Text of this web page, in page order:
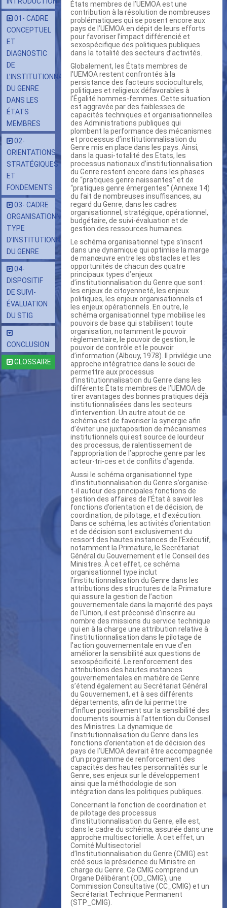
01- CADRE
CONCEPTUEL
ET
DIAGNOSTIC
DE
L’INSTITUTIONNALISATION
DU GENRE
DANS LES
ÉTATS
MEMBRES
02-
ORIENTATIONS
STRATÉGIQUES
ET
FONDEMENTS
03- CADRE
ORGANISATIONNEL
TYPE
D’INSTITUTIONNALISATION
DU GENRE
04-
DISPOSITIF
DE SUIVI-
ÉVALUATION
DU STIG
CONCLUSION
GLOSSAIRE
États membres de l’UEMOA est une
contribution à la résolution de nombreuses
problématiques qui se posent encore aux
pays de l’UEMOA en dépit de leurs efforts
pour favoriser l’impact différencié et
sexospécifique des politiques publiques
dans la totalité des secteurs d’activités.
Globalement, les États membres de
l’UEMOA restent confrontés à la
persistance des facteurs socioculturels,
politiques et religieux défavorables à
l’Égalité hommes-femmes. Cette situation
est aggravée par des faiblesses de
capacités techniques et organisationnelles
des Administrations publiques qui
plombent la performance des mécanismes
et processus d’institutionnalisation du
Genre mis en place dans les pays. Ainsi,
dans la quasi-totalité des Etats, les
processus nationaux d’institutionnalisation
du Genre restent encore dans les phases
de “pratiques genre naissantes’’ et de
“pratiques genre émergentes’’ (Annexe 14)
du fait de nombreuses insuffisances, au
regard du Genre, dans les cadres
organisationnel, stratégique, opérationnel,
budgétaire, de suivi-évaluation et de
gestion des ressources humaines.
Le schéma organisationnel type s’inscrit
dans une dynamique qui optimise la marge
de manœuvre entre les obstacles et les
opportunités de chacun des quatre
principaux types d’enjeux
d’institutionnalisation du Genre que sont :
les enjeux de citoyenneté, les enjeux
politiques, les enjeux organisationnels et
les enjeux opérationnels. En outre, le
schéma organisationnel type mobilise les
pouvoirs de base qui stabilisent toute
organisation, notamment le pouvoir
règlementaire, le pouvoir de gestion, le
pouvoir de contrôle et le pouvoir
d’information (Albouy, 1978). Il privilégie une
approche intégratrice dans le souci de
permettre aux processus
d’institutionnalisation du Genre dans les
différents États membres de l’UEMOA de
tirer avantages des bonnes pratiques déjà
institutionnalisées dans les secteurs
d’intervention. Un autre atout de ce
schéma est de favoriser la synergie afin
d’éviter une juxtaposition de mécanismes
institutionnels qui est source de lourdeur
des processus, de ralentissement de
l’appropriation de l’approche genre par les
acteur-tri-ces et de conflits d’agenda.
Aussi le schéma organisationnel type
d’institutionnalisation du Genre s’organise-
t-il autour des principales fonctions de
gestion des affaires de l’État à savoir les
fonctions d’orientation et de décision, de
coordination, de pilotage, et d’exécution.
Dans ce schéma, les activités d’orientation
et de décision sont exclusivement du
ressort des hautes instances de l’Exécutif,
notamment la Primature, le Secrétariat
Général du Gouvernement et le Conseil des
Ministres. À cet effet, ce schéma
organisationnel type inclut
l’institutionnalisation du Genre dans les
attributions des structures de la Primature
qui assure la gestion de l’action
gouvernementale dans la majorité des pays
de l’Union, il est préconisé d’inscrire au
nombre des missions du service technique
qui en à la charge une attribution relative à
l’institutionnalisation dans le pilotage de
l’action gouvernementale en vue d’en
améliorer la sensibilité aux questions de
sexospécificité. Le renforcement des
attributions des hautes instances
gouvernementales en matière de Genre
s’étend également au Secrétariat Général
du Gouvernement, et à ses différents
départements, afin de lui permettre
d’influer positivement sur la sensibilité des
documents soumis à l’attention du Conseil
des Ministres. La dynamique de
l’institutionnalisation du Genre dans les
fonctions d’orientation et de décision des
pays de l’UEMOA devrait être accompagnée
d’un programme de renforcement des
capacités des hautes personnalités sur le
Genre, ses enjeux sur le développement
ainsi que la méthodologie de son
intégration dans les politiques publiques.
Concernant la fonction de coordination et
de pilotage des processus
d’institutionnalisation du Genre, elle est,
dans le cadre du schéma, assurée dans une
approche multisectorielle. À cet effet, un
Comité Multisectoriel
d’Institutionnalisation du Genre (CMIG) est
créé sous la présidence du Ministre en
charge du Genre. Ce CMIG comprend un
Organe Délibérant (OD_CMIG), une
Commission Consultative (CC_CMIG) et un
Secrétariat Technique Permanent
(STP_CMIG).